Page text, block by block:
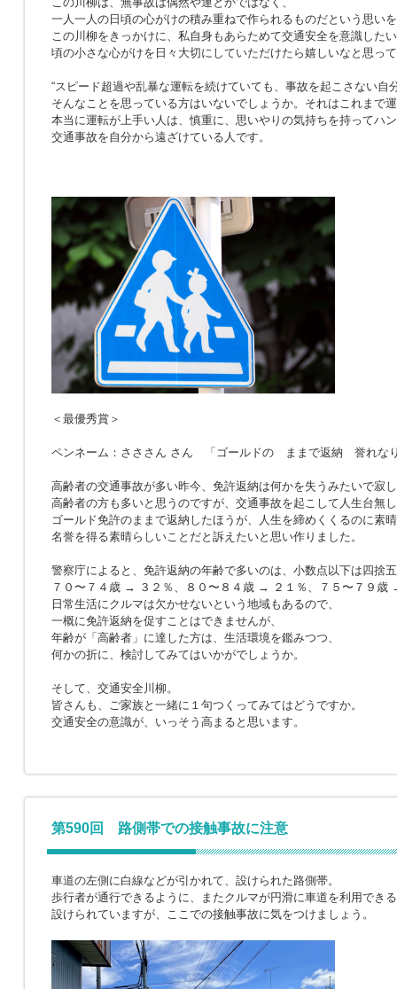
一人一人の日頃の心がけの積み重ねで作られるものだという思い
この川柳をきっかけに、私自身もあらためて交通安全を意識した
頃の小さな心がけを日々大切にしていただけたら嬉しいなと思っ
“スピード超過や乱暴な運転を続けていても、事故を起こさない自
そんなことを思っている方はいないでしょうか。それはこれまで
本当に運転が上手い人は、慎重に、思いやりの気持ちを持ってハ
交通事故を自分から遠ざけている人です。
＜最優秀賞＞
ペンネーム：さささん さん 「ゴールドの ままで返納 誉れな
高齢者の交通事故が多い昨今、免許返納は何かを失うみたいで寂
高齢者の方も多いと思うのですが、交通事故を起こして人生台無
ゴールド免許のままで返納したほうが、人生を締めくくるのに素
名誉を得る素晴らしいことだと訴えたいと思い作りました。
警察庁によると、免許返納の年齢で多いのは、小数点以下は四捨
７０〜７４歳 → ３２％、８０〜８４歳 → ２１％、７５〜７９歳
日常生活にクルマは欠かせないという地域もあるので、
一概に免許返納を促すことはできませんが、
年齢が「高齢者」に達した方は、生活環境を鑑みつつ、
何かの折に、検討してみてはいかがでしょうか。
そして、交通安全川柳。
皆さんも、ご家族と一緒に１句つくってみてはどうですか。
交通安全の意識が、いっそう高まると思います。
第590回 路側帯での接触事故に注意
車道の左側に白線などが引かれて、設けられた路側帯。
歩行者が通行できるように、またクルマが円滑に車道を利用でき
設けられていますが、ここでの接触事故に気をつけましょう。